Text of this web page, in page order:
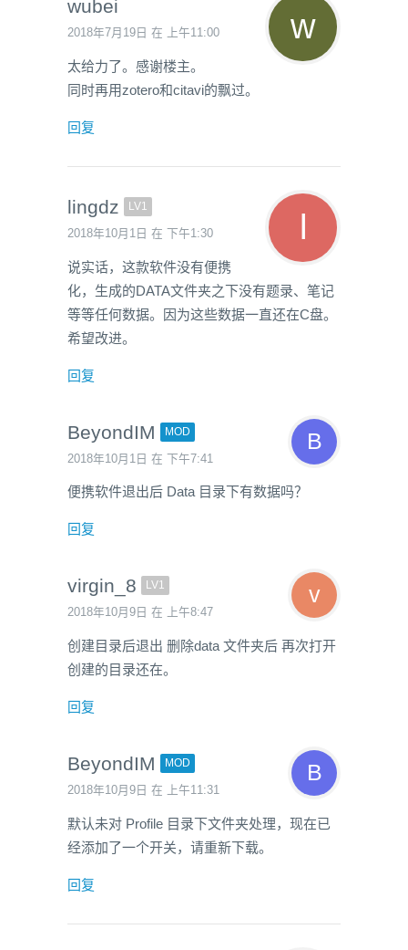
wubei
2018年7月19日 在 上午11:00
太给力了。感谢楼主。
同时再用zotero和citavi的飘过。
回复
lingdz LV1
2018年10月1日 在 下午1:30
说实话，这款软件没有便携
化，生成的DATA文件夹之下没有题录、笔记
等等任何数据。因为这些数据一直还在C盘。
希望改进。
回复
BeyondIM MOD
2018年10月1日 在 下午7:41
便携软件退出后 Data 目录下有数据吗？
回复
virgin_8 LV1
2018年10月9日 在 上午8:47
创建目录后退出 删除data 文件夹后 再次打开
创建的目录还在。
回复
BeyondIM MOD
2018年10月9日 在 上午11:31
默认未对 Profile 目录下文件夹处理，现在已
经添加了一个开关，请重新下载。
回复